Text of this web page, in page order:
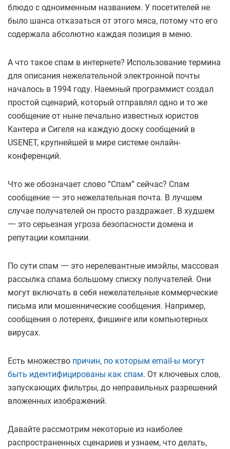
блюдо с одноименным названием. У посетителей не
было шанса отказаться от этого мяса, потому что его
содержала абсолютно каждая позиция в меню.
А что такое спам в интернете? Использование термина
для описания нежелательной электронной почты
началось в 1994 году. Наемный программист создал
простой сценарий, который отправлял одно и то же
сообщение от ныне печально известных юристов
Кантера и Сигеля на каждую доску сообщений в
USENET, крупнейшей в мире системе онлайн-
конференций.
Что же обозначает слово “Спам” сейчас? Спам
сообщение 一 это нежелательная почта. В лучшем
случае получателей он просто раздражает. В худшем
一 это серьезная угроза безопасности домена и
репутации компании.
По сути спам 一 это нерелевантные имэйлы, массовая
рассылка спама большому списку получателей. Они
могут включать в себя нежелательные коммерческие
письма или мошеннические сообщения. Например,
сообщения о лотереях, фишинге или компьютерных
вирусах.
Есть множество причин, по которым email-ы могут
быть идентифицированы как спам. От ключевых слов,
запускающих фильтры, до неправильных разрешений
вложенных изображений.
Давайте рассмотрим некоторые из наиболее
распространенных сценариев и узнаем, что делать,